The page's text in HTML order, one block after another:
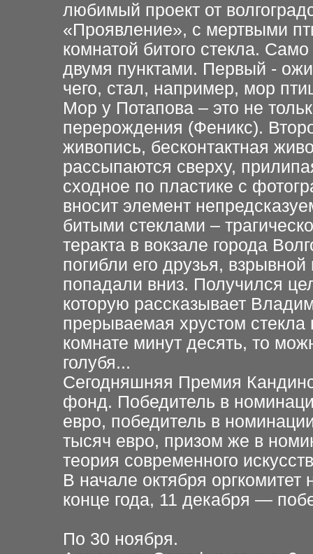
любимый проект от
«Проявление», с мертвыми
комнатой битого стекла.
двумя пунктами. Первый -
чего, стал, например, мор
Мор у Потапова – это не
перерождения (Феникс).
живопись, бесконтактная
рассыпаются сверху,
сходное по пластике с
вносит элемент
битыми стеклами –
теракта в вокзале города
погибли его друзья,
попадали вниз. Получился
которую рассказывает
прерываемая хрустом
комнате минут десять, то
голубя...
Сегодняшняя Премия
фонд. Победитель в
евро, победитель в
тысяч евро, призом же в
теория современного
В начале октября оргкомитет
конце года, 11 декабря —
По 30 ноября.